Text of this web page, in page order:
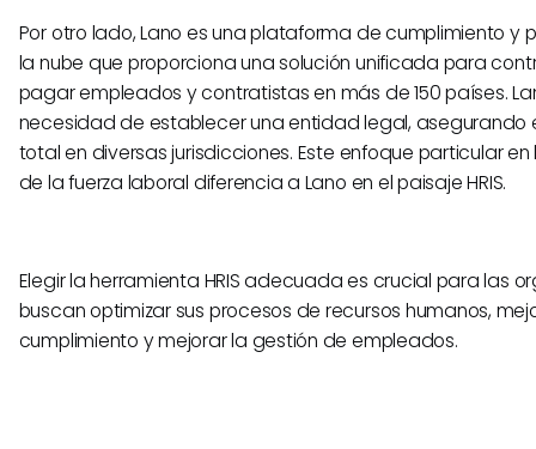
Por otro lado, Lano es una plataforma de cumplimiento y
la nube que proporciona una solución unificada para
pagar empleados y contratistas en más de 150 países.
necesidad de establecer una entidad legal, asegurando
total en diversas jurisdicciones. Este enfoque particular
de la fuerza laboral diferencia a Lano en el paisaje HRIS.
Elegir la herramienta HRIS adecuada es crucial para las
buscan optimizar sus procesos de recursos humanos,
cumplimiento y mejorar la gestión de empleados.